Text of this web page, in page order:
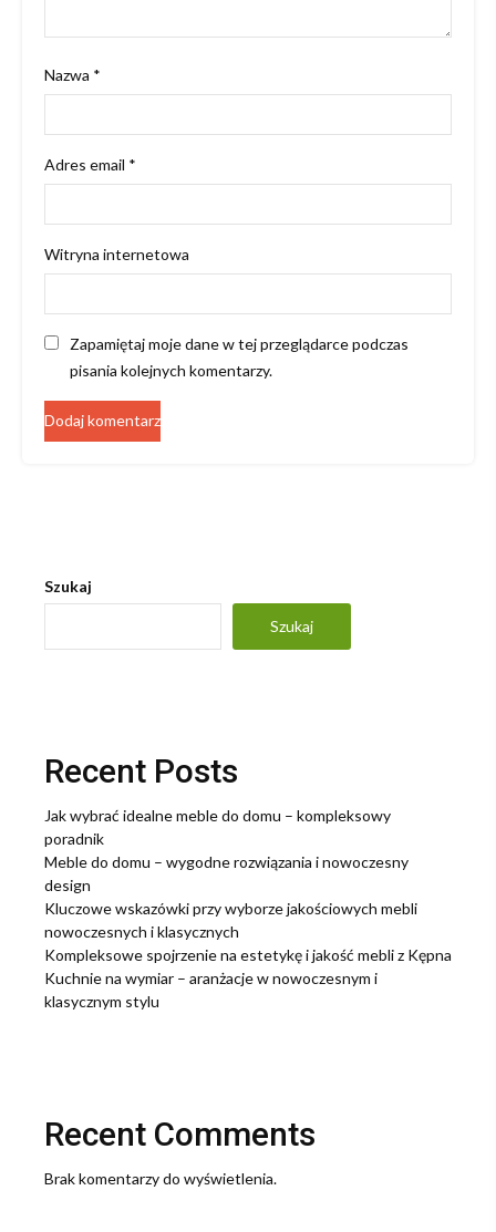
Nazwa *
Adres email *
Witryna internetowa
Zapamiętaj moje dane w tej przeglądarce podczas
pisania kolejnych komentarzy.
Szukaj
Szukaj
Recent Posts
Jak wybrać idealne meble do domu – kompleksowy
poradnik
Meble do domu – wygodne rozwiązania i nowoczesny
design
Kluczowe wskazówki przy wyborze jakościowych mebli
nowoczesnych i klasycznych
Kompleksowe spojrzenie na estetykę i jakość mebli z Kępna
Kuchnie na wymiar – aranżacje w nowoczesnym i
klasycznym stylu
Recent Comments
Brak komentarzy do wyświetlenia.